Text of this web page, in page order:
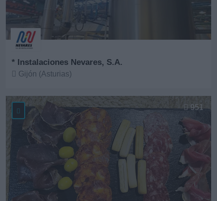
* Instalaciones Nevares, S.A.
Gijón (Asturias)
951